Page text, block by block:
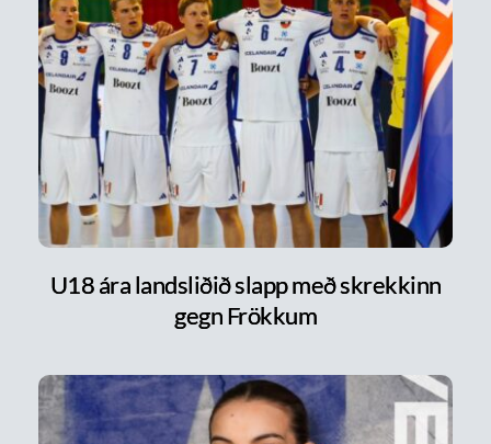
U18 ára landsliðið slapp með skrekkinn
gegn Frökkum